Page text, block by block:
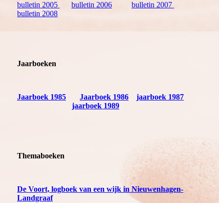
bulletin 2005
bulletin 2006
bulletin 2007
bulletin 2008
Jaarboeken
Jaarboek 1985 Jaarboek 1986
jaarboek 1987
jaarboek 1989
Themaboeken
De Voort, logboek van een wijk in Nieuwenhagen-
Landgraaf